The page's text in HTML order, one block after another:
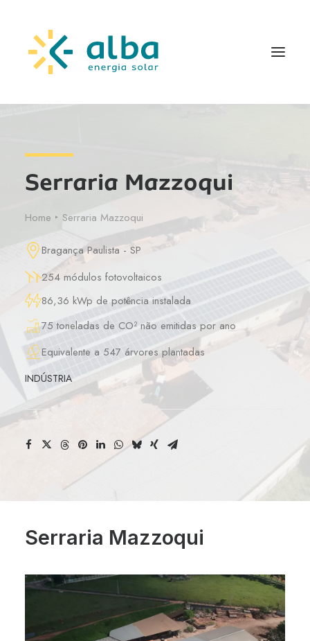
Serraria Mazzoqui
Home Serraria Mazzoqui
Bragança Paulista - SP
254 módulos fotovoltaicos
86,36 kWp de potência instalada
75 toneladas de CO² não emitidas por ano
Equivalente a 547 árvores plantadas
INDÚSTRIA
Serraria Mazzoqui